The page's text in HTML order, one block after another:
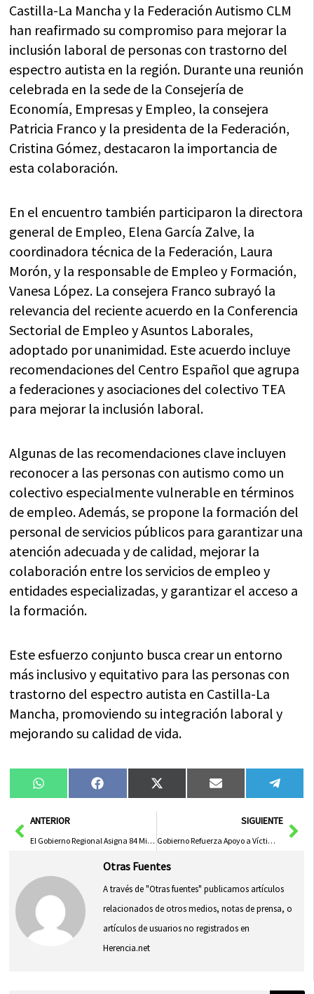
Castilla-La Mancha y la Federación Autismo CLM
han reafirmado su compromiso para mejorar la
inclusión laboral de personas con trastorno del
espectro autista en la región. Durante una reunión
celebrada en la sede de la Consejería de
Economía, Empresas y Empleo, la consejera
Patricia Franco y la presidenta de la Federación,
Cristina Gómez, destacaron la importancia de
esta colaboración.
En el encuentro también participaron la directora
general de Empleo, Elena García Zalve, la
coordinadora técnica de la Federación, Laura
Morón, y la responsable de Empleo y Formación,
Vanesa López. La consejera Franco subrayó la
relevancia del reciente acuerdo en la Conferencia
Sectorial de Empleo y Asuntos Laborales,
adoptado por unanimidad. Este acuerdo incluye
recomendaciones del Centro Español que agrupa
a federaciones y asociaciones del colectivo TEA
para mejorar la inclusión laboral.
Algunas de las recomendaciones clave incluyen
reconocer a las personas con autismo como un
colectivo especialmente vulnerable en términos
de empleo. Además, se propone la formación del
personal de servicios públicos para garantizar una
atención adecuada y de calidad, mejorar la
colaboración entre los servicios de empleo y
entidades especializadas, y garantizar el acceso a
la formación.
Este esfuerzo conjunto busca crear un entorno
más inclusivo y equitativo para las personas con
trastorno del espectro autista en Castilla-La
Mancha, promoviendo su integración laboral y
mejorando su calidad de vida.
Compartir
en
WhatsAppCompartir
en
FacebookCompartir
en
X
(Twitter)
Compartir
en
Email
en
AntANTERIOR
El Gobierno Regional Asigna 84 Millones de Euros del Anticipo de la PAC 2025 a Agricultores y Ganaderos de Toledo
SIGUIENTE
Gobierno Refuerza Apoyo a Víctimas y Aísla a Maltratadores
Otras Fuentes
A través de "Otras fuentes" publicamos artículos
relacionados de otros medios, notas de prensa, o
artículos de usuarios no registrados en
Herencia.net